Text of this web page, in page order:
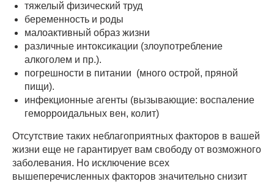
тяже­лый физический труд
беременность и роды
малоактивный образ жизни
различные интоксикации (злоупотребление
алкоголем и пр.).
погрешности в питании (много острой, пряной
пищи).
инфекционные агенты (вызывающие: воспаление
геморроидальных вен, колит)
Отсутствие таких неблагоприятных факторов в вашей
жизни еще не гарантирует вам свободу от возможного
заболевания. Но исключение всех
вышеперечисленных факторов значительно снизит